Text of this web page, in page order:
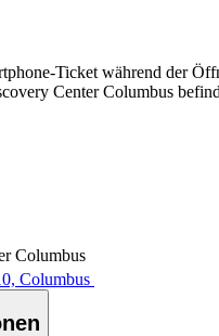
Ticket während der
Center Columbus
Columbus
Columbus